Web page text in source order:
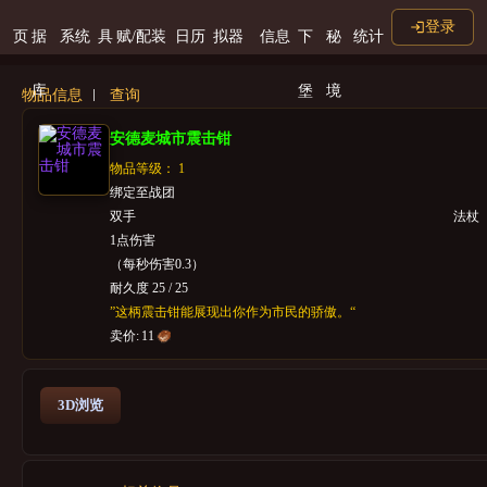
页 据
库
系统 具 赋/配装 日历 拟器 信息 下
堡
秘
境
统计
登录
物品信息 查询
安德麦城市震击钳
物品等级： 1
绑定至战团
双手
法杖
1点伤害
（每秒伤害0.3）
耐久度 25 / 25
”这柄震击钳能展现出你作为市民的骄傲。“
卖价: 11
3D浏览